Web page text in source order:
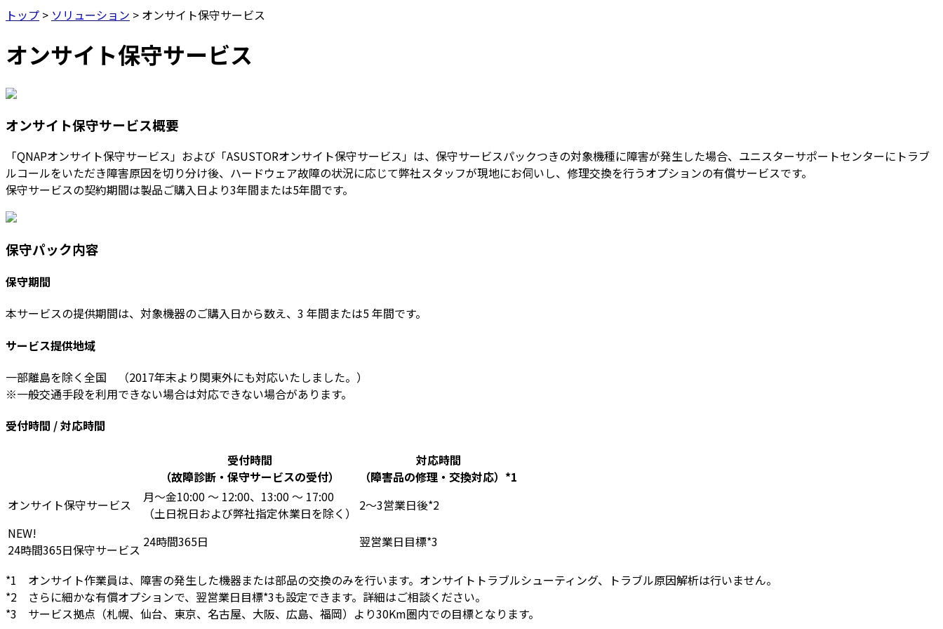
トップ > ソリューション > オンサイト保守サービス
オンサイト保守サービス
オンサイト保守サービス概要
「QNAPオンサイト保守サービス」および「ASUSTORオンサイト保守サービス」は、保守サービスパックつきの対象機種に障害が発生した場合、ユニスターサポートセンターにトラブ
ルコールをいただき障害原因を切り分け後、ハードウェア故障の状況に応じて弊社スタッフが現地にお伺いし、修理交換を行うオプションの有償サービスです。
保守サービスの契約期間は製品ご購入日より3年間または5年間です。
保守パック内容
保守期間
本サービスの提供期間は、対象機器のご購入日から数え、3 年間または5 年間です。
サービス提供地域
一部離島を除く全国 （2017年末より関東外にも対応いたしました。）
※一般交通手段を利用できない場合は対応できない場合があります。
受付時間 / 対応時間
受付時間
（故障診断・保守サービスの受付）
対応時間
（障害品の修理・交換対応） *1
オンサイト保守サービス
月～金10:00 ～ 12:00、13:00 ～ 17:00
（土日祝日および弊社指定休業日を除く）
2～3営業日後*2
NEW!
24時間365日保守サービス 24時間365日 翌営業日目標*3
*1 オンサイト作業員は、障害の発生した機器または部品の交換のみを行います。オンサイトトラブルシューティング、トラブル原因解析は行いません。
*2 さらに細かな有償オプションで、翌営業日目標*3も設定できます。詳細はご相談ください。
*3 サービス拠点（札幌、仙台、東京、名古屋、大阪、広島、福岡）より30Km圏内での目標となります。